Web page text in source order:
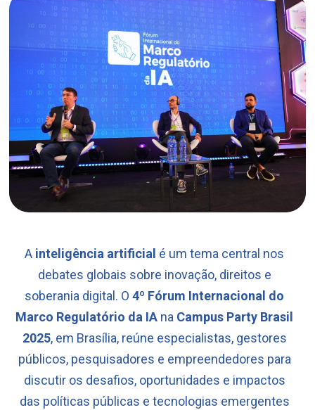
A inteligência artificial é um tema central nos
debates globais sobre inovação, direitos e
soberania digital. O4º Fórum Internacional do
Marco Regulatório da IA na Campus Party Brasil
2025, em Brasília, reúne especialistas, gestores
públicos, pesquisadores e empreendedores para
discutir os desafios, oportunidades e impactos
das políticas públicas e tecnologias emergentes